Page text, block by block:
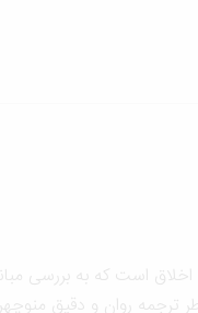
است که به بررسی
ترجمه روان و دقیق